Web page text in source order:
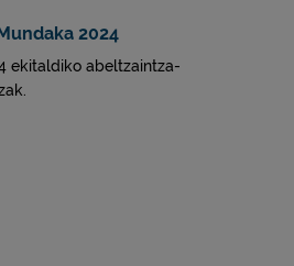
2024
ekitaldiko abeltzaintza-